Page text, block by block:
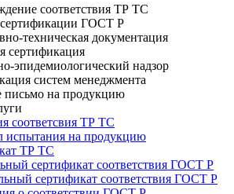
соответствия ТР ТС
ГОСТ Р
техническая документация
сертификация
эпидемиологический надзор
систем менеджмента
письмо на продукцию
соответсвия ТР ТС
испытания на продукцию
ТР ТС
сертификат соответствия ГОСТ Р
сертификат соответствия ГОСТ Р